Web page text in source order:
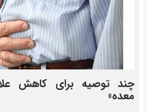
چند توصیه برای کاهش
معده»